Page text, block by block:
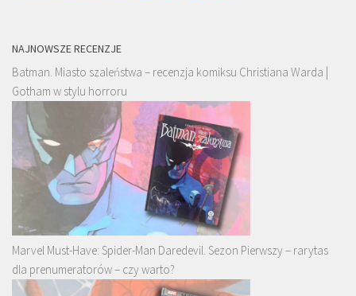
NAJNOWSZE RECENZJE
Batman. Miasto szaleństwa – recenzja komiksu Christiana Warda |
Gotham w stylu horroru
Marvel Must-Have: Spider-Man Daredevil. Sezon Pierwszy – rarytas
dla prenumeratorów – czy warto?